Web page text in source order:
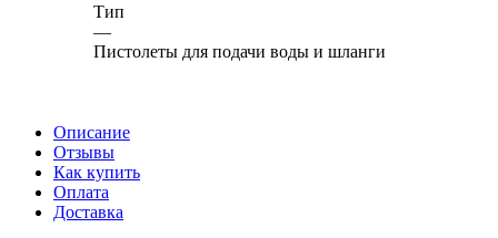
Тип
—
Пистолеты для подачи воды и шланги
Описание
Отзывы
Как купить
Оплата
Доставка